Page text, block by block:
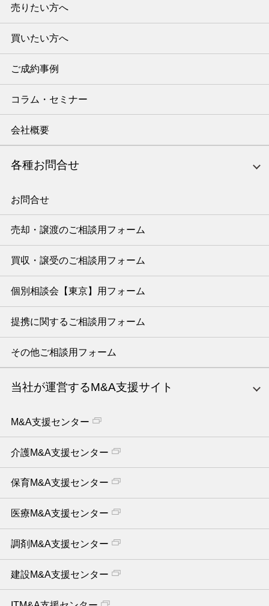
売りたい方へ
買いたい方へ
ご成約事例
コラム・セミナー
会社概要
各種お問合せ
お問合せ
売却・譲渡のご相談用フォーム
買収・譲受のご相談用フォーム
個別相談会【東京】用フォーム
提携に関するご相談用フォーム
その他ご相談用フォーム
当社が運営するM&A支援サイト
M&A支援センター
介護M&A支援センター
保育M&A支援センター
医療M&A支援センター
調剤M&A支援センター
建設M&A支援センター